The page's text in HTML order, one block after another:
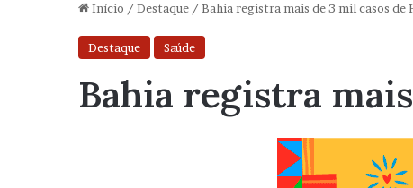
Início / Destaque / Bahia registra mais de 3 mil casos
Destaque Saúde
Bahia registra